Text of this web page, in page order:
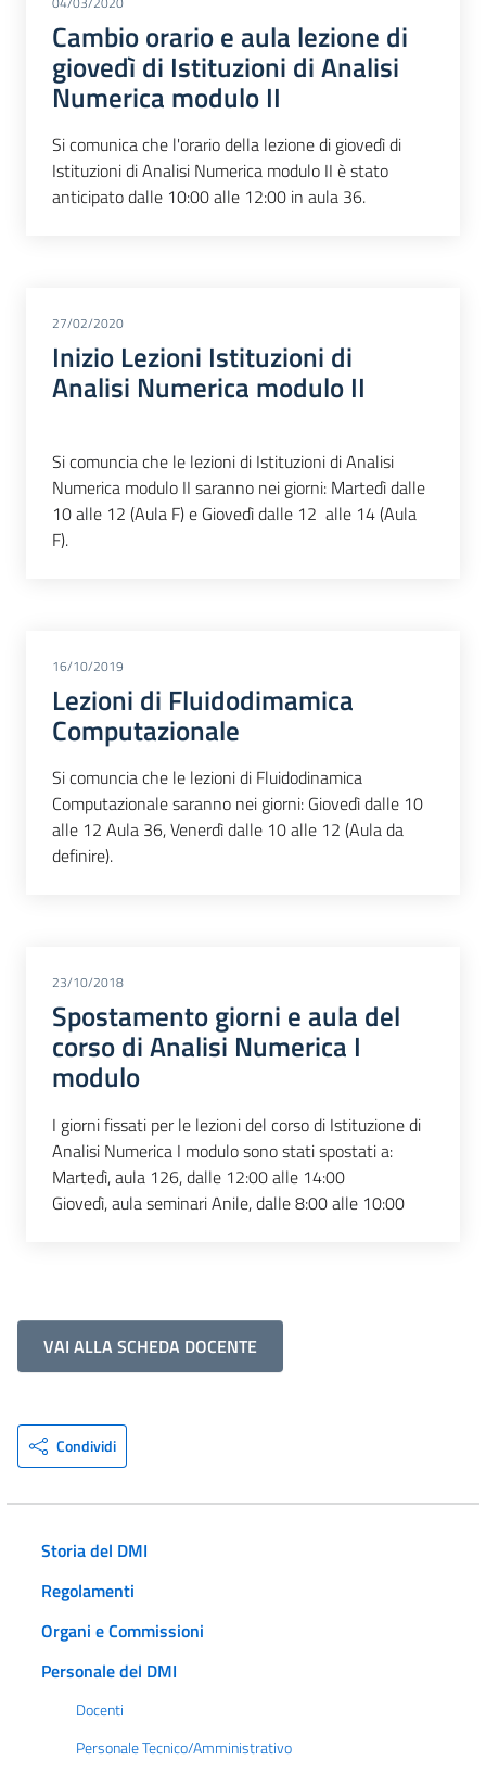
Cambio orario e aula lezione di
giovedì di Istituzioni di Analisi
Numerica modulo II
Si comunica che l'orario della lezione di giovedì di
Istituzioni di Analisi Numerica modulo II è stato
anticipato dalle 10:00 alle 12:00 in aula 36.
27/02/2020
Inizio Lezioni Istituzioni di
Analisi Numerica modulo II
Si comuncia che le lezioni di Istituzioni di Analisi
Numerica modulo II saranno nei giorni: Martedì dalle
10 alle 12 (Aula F) e Giovedì dalle 12 alle 14 (Aula
F).
16/10/2019
Lezioni di Fluidodimamica
Computazionale
Si comuncia che le lezioni di Fluidodinamica
Computazionale saranno nei giorni: Giovedì dalle 10
alle 12 Aula 36, Venerdì dalle 10 alle 12 (Aula da
definire).
23/10/2018
Spostamento giorni e aula del
corso di Analisi Numerica I
modulo
I giorni fissati per le lezioni del corso di Istituzione di
Analisi Numerica I modulo sono stati spostati a:
Martedì, aula 126, dalle 12:00 alle 14:00
Giovedì, aula seminari Anile, dalle 8:00 alle 10:00
VAI ALLA SCHEDA DOCENTE
Condividi
Storia del DMI
Regolamenti
Organi e Commissioni
Personale del DMI
Docenti
Personale Tecnico/Amministrativo